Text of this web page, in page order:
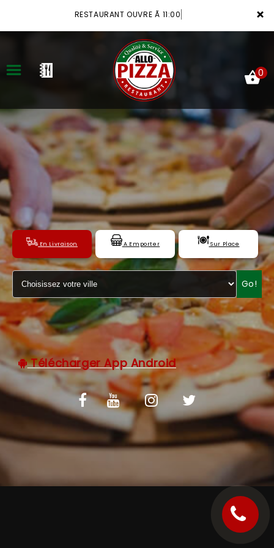
×
RESTAURANT OUVRE Ã 11:00
ACCUEIL
LA CARTE
NOTRE RESTAURANT
VOS AVIS
MENTIONS LÉGALES
C.G.V
0
En Livraison A Emporter Sur Place
Go!
Télécharger App Android